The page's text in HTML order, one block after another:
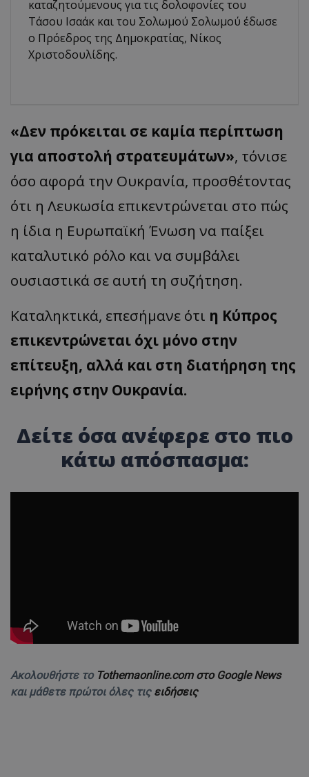
καταζητούμενους για τις δολοφονίες του
Τάσου Ισαάκ και του Σολωμού Σολωμού έδωσε
ο Πρόεδρος της Δημοκρατίας, Νίκος
Χριστοδουλίδης.
«Δεν πρόκειται σε καμία περίπτωση
για αποστολή στρατευμάτων», τόνισε
όσο αφορά την Ουκρανία, προσθέτοντας
ότι η Λευκωσία επικεντρώνεται στο πώς
η ίδια η Ευρωπαϊκή Ένωση να παίξει
καταλυτικό ρόλο και να συμβάλει
ουσιαστικά σε αυτή τη συζήτηση.
Καταληκτικά, επεσήμανε ότι η Κύπρος
επικεντρώνεται όχι μόνο στην
επίτευξη, αλλά και στη διατήρηση της
ειρήνης στην Ουκρανία.
Δείτε όσα ανέφερε στο πιο
κάτω απόσπασμα:
Ακολουθήστε το Tothemaonline.com στο Google News
και μάθετε πρώτοι όλες τις ειδήσεις